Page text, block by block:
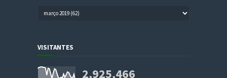
VISITANTES
2,925,466